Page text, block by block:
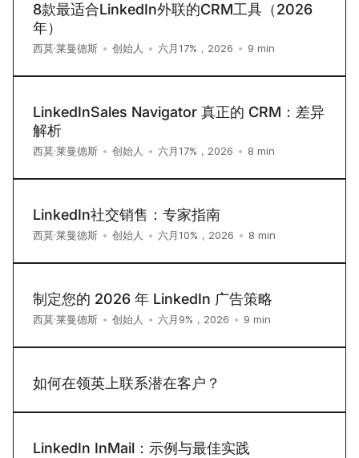
8款最适合LinkedIn外联的CRM工具（2026
年）
西莫·莱曼德斯 • 创始人 • 六月17%，2026 • 9 min
LinkedInSales Navigator 真正的 CRM：差异
解析
西莫·莱曼德斯 • 创始人 • 六月17%，2026 • 8 min
LinkedIn社交销售：专家指南
西莫·莱曼德斯 • 创始人 • 六月10%，2026 • 8 min
制定您的 2026 年 LinkedIn 广告策略
西莫·莱曼德斯 • 创始人 • 六月9%，2026 • 9 min
如何在领英上联系潜在客户？
LinkedIn InMail：示例与最佳实践